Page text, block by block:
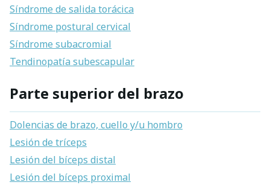
Síndrome de salida torácica
Síndrome postural cervical
Síndrome subacromial
Tendinopatía subescapular
Parte superior del brazo
Dolencias de brazo, cuello y/u hombro
Lesión de tríceps
Lesión del bíceps distal
Lesión del bíceps proximal